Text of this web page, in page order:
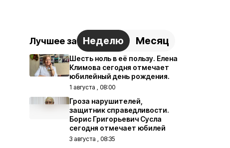
Лучшее за Неделю Месяц
Шесть ноль в её пользу. Елена
Климова сегодня отмечает
юбилейный день рождения.
1 августа , 08:00
Гроза нарушителей,
защитник справедливости.
Борис Григорьевич Сусла
сегодня отмечает юбилей
3 августа , 08:35